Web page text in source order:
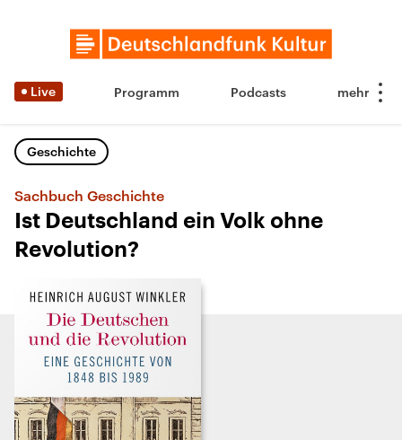
Live Programm Podcasts
Geschichte
Sachbuch Geschichte
Ist Deutschland ein Volk ohne
Revolution?